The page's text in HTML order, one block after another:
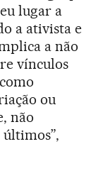
lugar a
a ativista e
a não
vínculos
ou
não